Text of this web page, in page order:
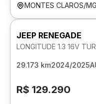
MONTES CLAROS/MG
JEEP RENEGADE
LONGITUDE 1.3 16V
29.173 km2024/2025
R$ 129.290